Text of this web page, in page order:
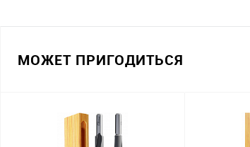
МОЖЕТ ПРИГОДИТЬСЯ